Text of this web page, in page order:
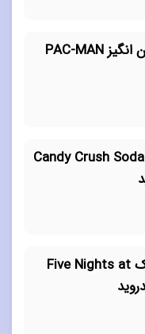
دانلود بازی هیجان انگیز PAC-MAN
دانلود بازی پازلی Candy Crush Soda
دانلود بازی ترسناک Five Nights at